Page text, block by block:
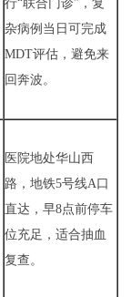
行“联合门诊”，复
杂病例当日可完成
MDT评估，避免来
回奔波。
医院地处华山西
路，地铁5号线A口
直达，早8点前停车
位充足，适合抽血
复查。